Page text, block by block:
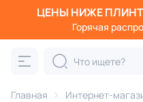
ЦЕНЫ НИЖЕ
Горячая
Главная Интернет-
Категория: